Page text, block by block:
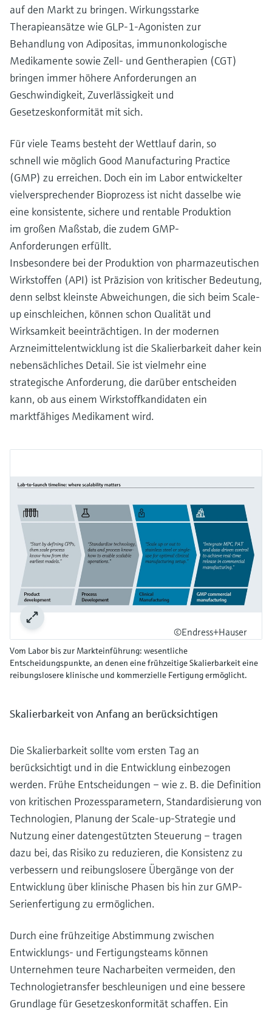
Device Viewer
Produktspezifische Informationen und
Dokumente finden
Ersatzteilsuche
Ersatzteile anhand von Produktwurzel,
Bestellcode oder Seriennummer finden
Füllstandsmessung
Füllstandsmessung Druck
Alle ansehen
Analysatoren für Härte, Eisen,
Aluminium & Chromat
Prozessphotometer
Mikrowellentransmission
Alle ansehen
auf den Markt zu bringen. Wirkungsstarke
Therapieansätze wie GLP-1-Agonisten zur
Behandlung von Adipositas, immunonkologische
Medikamente sowie Zell- und Gentherapien (CGT)
bringen immer höhere Anforderungen an
Geschwindigkeit, Zuverlässigkeit und
Gesetzeskonformität mit sich.
Für viele Teams besteht der Wettlauf darin, so
schnell wie möglich Good Manufacturing Practice
(GMP) zu erreichen. Doch ein im Labor entwickelter
vielversprechender Bioprozess ist nicht dasselbe wie
eine konsistente, sichere und rentable Produktion
im großen Maßstab, die zudem GMP-
Anforderungen erfüllt.
Insbesondere bei der Produktion von pharmazeutischen
Wirkstoffen (API) ist Präzision von kritischer Bedeutung,
denn selbst kleinste Abweichungen, die sich beim Scale-
up einschleichen, können schon Qualität und
Wirksamkeit beeinträchtigen. In der modernen
Arzneimittelentwicklung ist die Skalierbarkeit daher kein
nebensächliches Detail. Sie ist vielmehr eine
strategische Anforderung, die darüber entscheiden
kann, ob aus einem Wirkstoffkandidaten ein
marktfähiges Medikament wird.
©Endress+Hauser
Vom Labor bis zur Markteinführung: wesentliche
Entscheidungspunkte, an denen eine frühzeitige Skalierbarkeit eine
reibungslosere klinische und kommerzielle Fertigung ermöglicht.
Skalierbarkeit von Anfang an berücksichtigen
Die Skalierbarkeit sollte vom ersten Tag an
berücksichtigt und in die Entwicklung einbezogen
werden. Frühe Entscheidungen – wie z. B. die Definition
von kritischen Prozessparametern, Standardisierung von
Technologien, Planung der Scale-up-Strategie und
Nutzung einer datengestützten Steuerung – tragen
dazu bei, das Risiko zu reduzieren, die Konsistenz zu
verbessern und reibungslosere Übergänge von der
Entwicklung über klinische Phasen bis hin zur GMP-
Serienfertigung zu ermöglichen.
Durch eine frühzeitige Abstimmung zwischen
Entwicklungs- und Fertigungsteams können
Unternehmen teure Nacharbeiten vermeiden, den
Technologietransfer beschleunigen und eine bessere
Grundlage für Gesetzeskonformität schaffen. Ein